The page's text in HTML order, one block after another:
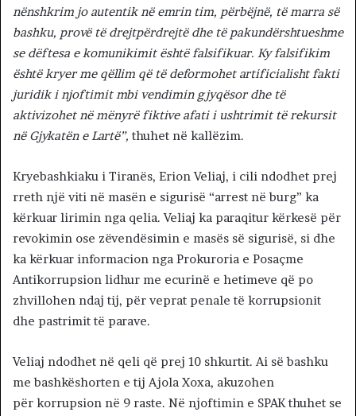
nënshkrim jo autentik në emrin tim, përbëjnë, të marra së
bashku, provë të drejtpërdrejtë dhe të pakundërshtueshme
se dëftesa e komunikimit është falsifikuar. Ky falsifikim
është kryer me qëllim që të deformohet artificialisht fakti
juridik i njoftimit mbi vendimin gjyqësor dhe të
aktivizohet në mënyrë fiktive afati i ushtrimit të rekursit
në Gjykatën e Lartë”, thuhet në kallëzim.
Kryebashkiaku i Tiranës, Erion Veliaj, i cili ndodhet prej
rreth një viti në masën e sigurisë “arrest në burg” ka
kërkuar lirimin nga qelia. Veliaj ka paraqitur kërkesë për
revokimin ose zëvendësimin e masës së sigurisë, si dhe
ka kërkuar informacion nga Prokuroria e Posaçme
Antikorrupsion lidhur me ecurinë e hetimeve që po
zhvillohen ndaj tij, për veprat penale të korrupsionit
dhe pastrimit të parave.
Veliaj ndodhet në qeli që prej 10 shkurtit. Ai së bashku
me bashkëshorten e tij Ajola Xoxa, akuzohen
për korrupsion në 9 raste. Në njoftimin e SPAK thuhet se